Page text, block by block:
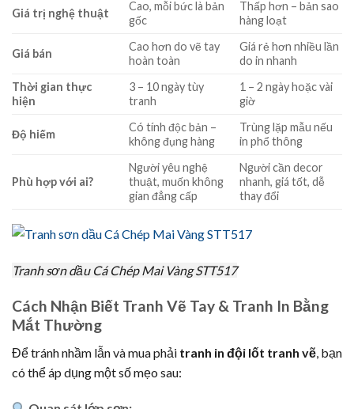
Giá trị nghệ thuật
Cao, mỗi bức là bản
gốc
Thấp hơn – bản sao
hàng loạt
Giá bán
Cao hơn do vẽ tay
hoàn toàn
Giá rẻ hơn nhiều lần
do in nhanh
Thời gian thực
hiện
3 – 10 ngày tùy
tranh
1 – 2 ngày hoặc vài
giờ
Độ hiếm
Có tính độc bản –
không đụng hàng
Trùng lặp mẫu nếu
in phổ thông
Phù hợp với ai?
Người yêu nghệ
thuật, muốn không
gian đẳng cấp
Người cần decor
nhanh, giá tốt, dễ
thay đổi
Tranh sơn dầu Cá Chép Mai Vàng STT517
Cách Nhận Biết Tranh Vẽ Tay & Tranh In Bằng
Mắt Thường
Để tránh nhầm lẫn và mua phải tranh in đội lốt tranh vẽ , bạn
có thể áp dụng một số mẹo sau: